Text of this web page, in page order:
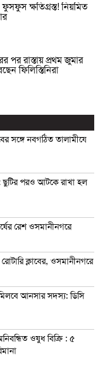
ক্ষতিগ্রস্ত! নিয়মিত
পর রাস্তায় প্রথম জুমার
ফিলিস্তিনিরা
সঙ্গে নবগঠিত তালামীযে
ছুটির পরও আটকে রাখা হল
রেশ ওসমানীনগরে
ক্লাবের, ওসমানীনগরে
মিলবে আনসার সদস্য: ডিসি
ওষুধ বিক্রি : ৫